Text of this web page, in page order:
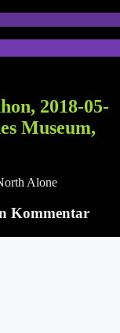
2018-05-
Museum,
Alone
Kommentar